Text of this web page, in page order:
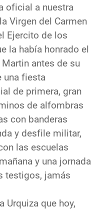
oficial a nuestra
Virgen del Carmen
Ejercito de los
la había honrado el
Martin antes de su
una fiesta
de primera, gran
de alfombras
con banderas
y desfile militar,
las escuelas
y una jornada
testigos, jamás
Urquiza que hoy,